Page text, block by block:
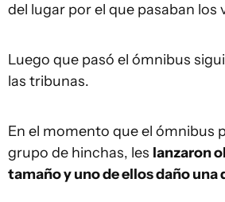
del lugar por el que pasaban los
Luego que pasó el ómnibus
las tribunas.
En el momento que el ómnibus
grupo de hinchas, les lanzaron
tamaño y uno de ellos daño una